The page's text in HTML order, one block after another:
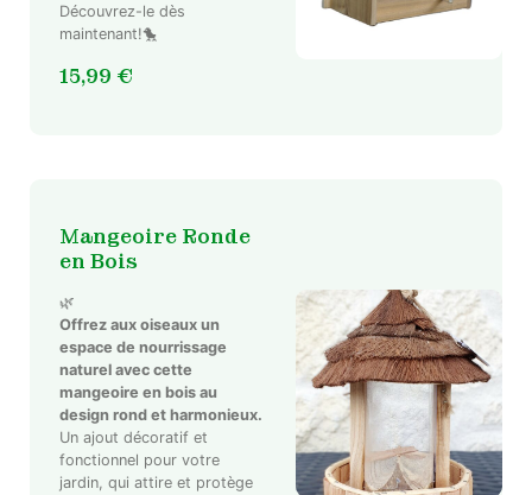
Découvrez-le dès
maintenant!🐤
15,99 €
Mangeoire Ronde
en Bois
🌿
Offrez aux oiseaux un
espace de nourrissage
naturel avec cette
mangeoire en bois au
design rond et harmonieux.
Un ajout décoratif et
fonctionnel pour votre
jardin, qui attire et protège